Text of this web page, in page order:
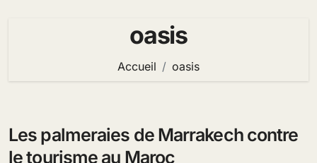
oasis
Accueil oasis
Les palmeraies de Marrakech contre
le tourisme au Maroc